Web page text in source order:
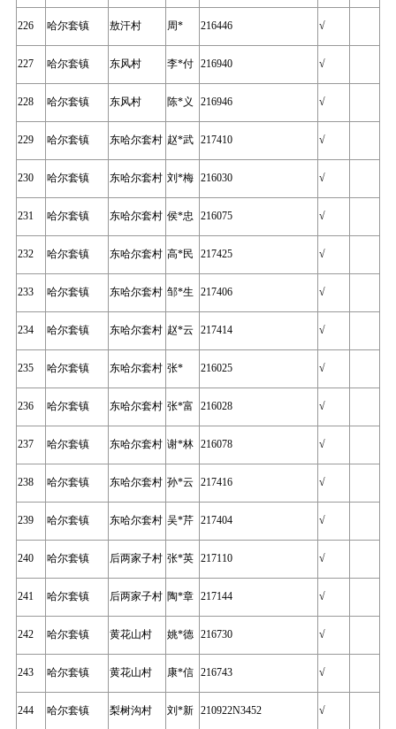
226 哈尔套镇 敖汗村 周* 216446 √
227 哈尔套镇 东风村 李*付 216940 √
228 哈尔套镇 东风村 陈*义 216946 √
229 哈尔套镇 东哈尔套村 赵*武 217410 √
230 哈尔套镇 东哈尔套村 刘*梅 216030 √
231 哈尔套镇 东哈尔套村 侯*忠 216075 √
232 哈尔套镇 东哈尔套村 高*民 217425 √
233 哈尔套镇 东哈尔套村 邹*生 217406 √
234 哈尔套镇 东哈尔套村 赵*云 217414 √
235 哈尔套镇 东哈尔套村 张* 216025 √
236 哈尔套镇 东哈尔套村 张*富 216028 √
237 哈尔套镇 东哈尔套村 谢*林 216078 √
238 哈尔套镇 东哈尔套村 孙*云 217416 √
239 哈尔套镇 东哈尔套村 吴*芹 217404 √
240 哈尔套镇 后两家子村 张*英 217110 √
241 哈尔套镇 后两家子村 陶*章 217144 √
242 哈尔套镇 黄花山村 姚*德 216730 √
243 哈尔套镇 黄花山村 康*信 216743 √
244 哈尔套镇 梨树沟村 刘*新 210922N3452 √